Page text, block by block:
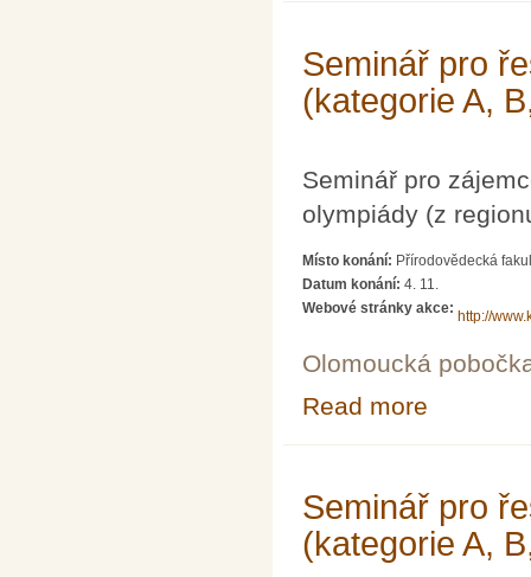
Seminář pro
(kategorie A,
Seminář pro
olympiády (z
Místo konání: Přírodovědecká
Datum konání: 4. 11.
Webové stránky akce:
http://
Olomoucká
Read more
Seminář pro
(kategorie A,